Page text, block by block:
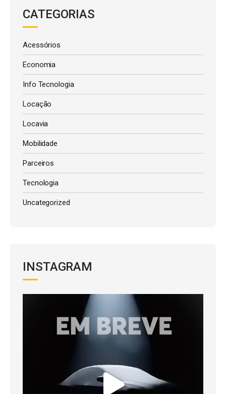
CATEGORIAS
Acessórios
Economia
Info Tecnologia
Locação
Locavia
Mobilidade
Parceiros
Tecnologia
Uncategorized
INSTAGRAM